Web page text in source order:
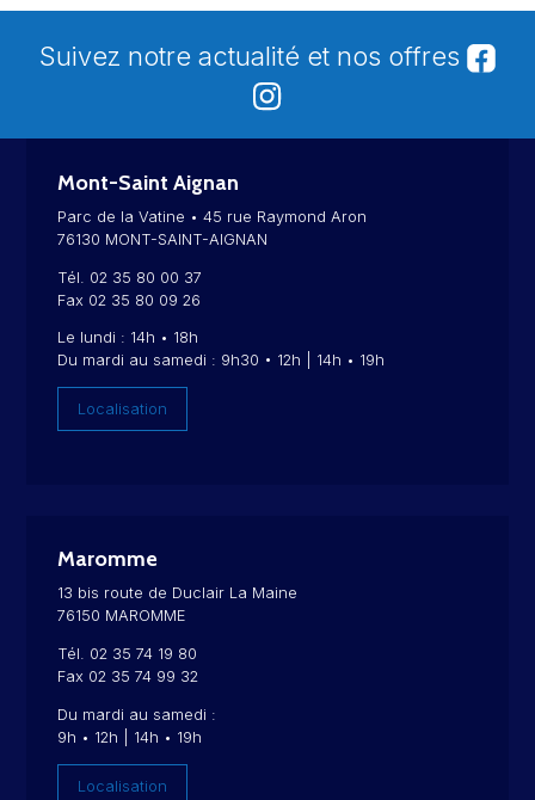
Suivez notre actualité et nos offres
Mont-Saint Aignan
Parc de la Vatine • 45 rue Raymond Aron
76130 MONT-SAINT-AIGNAN
Tél. 02 35 80 00 37
Fax 02 35 80 09 26
Le lundi : 14h • 18h
Du mardi au samedi : 9h30 • 12h | 14h • 19h
Localisation
Maromme
13 bis route de Duclair La Maine
76150 MAROMME
Tél. 02 35 74 19 80
Fax 02 35 74 99 32
Du mardi au samedi :
9h • 12h | 14h • 19h
Localisation